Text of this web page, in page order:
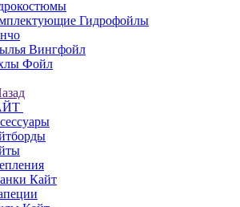
Гидрофойлы
Вингфойл
Фойл
Кайт